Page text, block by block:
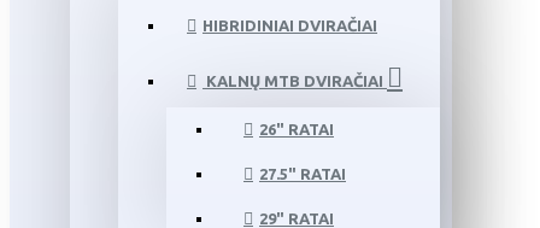
HIBRIDINIAI DVIRAČIAI
KALNŲ MTB DVIRAČIAI
26" RATAI
27.5" RATAI
29" RATAI